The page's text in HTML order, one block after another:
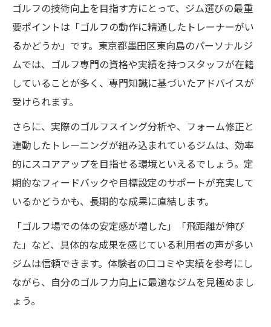
ゴルフの技術向上を目指す方にとって、ジム選びの最重
要ポイントは「ゴルフの動作に精通したトレーナーがい
るかどうか」です。東京都墨田区東向島のパーソナルジ
ムでは、ゴルフ専門の資格や実績を持つスタッフが在籍
していることが多く、専門知識に基づいたアドバイスが
受けられます。
さらに、実際のゴルフスイング分析や、フォーム修正と
連動したトレーニングが組み込まれているジムは、効率
的にスコアアップを目指せる環境といえるでしょう。定
期的なフィードバックや目標設定のサポートが充実して
いるかどうかも、長期的な成果に直結します。
「ゴルフ場での体の安定感が増した」「飛距離が伸び
た」など、具体的な成果を感じている利用者の声が多い
ジムは信頼できます。体験者の口コミや実績を参考にし
ながら、自分のゴルフ力向上に最適なジムを見極めまし
ょう。